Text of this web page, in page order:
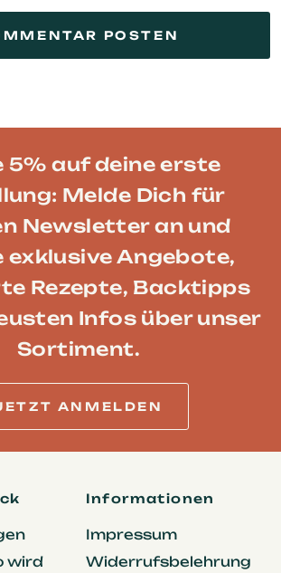
5% auf deine erste
Melde Dich für
Newsletter an und
exklusive Angebote,
Rezepte, Backtipps
Infos über unser
Sortiment.
ANMELDEN
wird
Informationen
Impressum
Widerrufsbelehrung